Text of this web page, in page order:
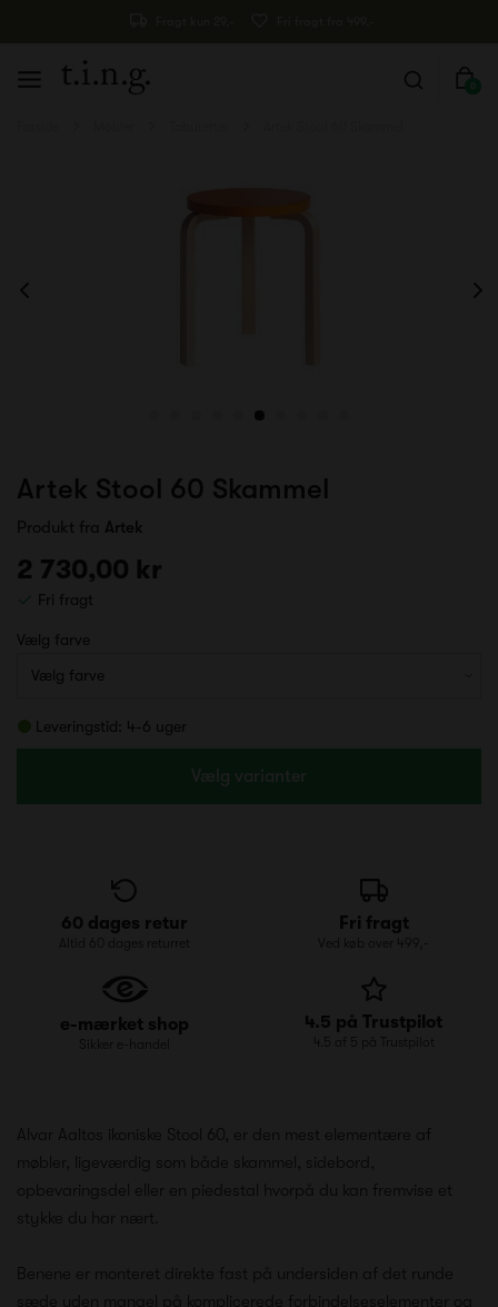
0
Artek Stool 60 Skammel
Produkt fra Artek
2 730,00 kr
Fri fragt
Vælg farve
Leveringstid: 4-6 uger
Vælg varianter
60 dages retur
Altid 60 dages returret
Fri fragt
Ved køb over 499,-
e-mærket shop
Sikker e-handel
4.5 på Trustpilot
4.5 af 5 på Trustpilot
Alvar Aaltos ikoniske Stool 60, er den mest elementære af
møbler, ligeværdig som både skammel, sidebord,
opbevaringsdel eller en piedestal hvorpå du kan fremvise et
stykke du har nært.
Benene er monteret direkte fast på undersiden af det runde
sæde uden mangel på komplicerede forbindelseselementer og